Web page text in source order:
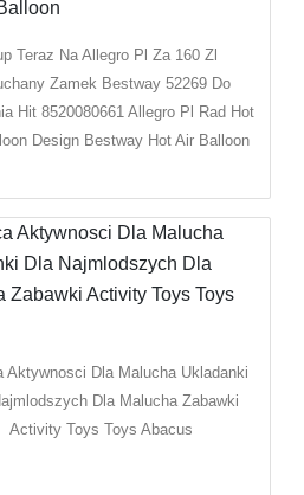
Teraz Na Allegro Pl Za 160 Zl
Zamek Bestway 52269 Do
Hit 8520080661 Allegro Pl Rad Hot
Design Bestway Hot Air Balloon
Aktywnosci Dla Malucha Ukladanki
Dla Malucha Zabawki
Activity Toys Toys Abacus